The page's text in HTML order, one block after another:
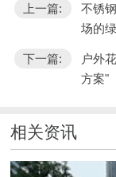
上一篇:
不锈
场的
下一篇:
户外
方案"
相关资讯